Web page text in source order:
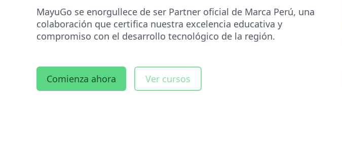
MayuGo se enorgullece de ser Partner oficial de Marca Perú, una
colaboración que certifica nuestra excelencia educativa y
compromiso con el desarrollo tecnológico de la región.
Comienza ahora Ver cursos